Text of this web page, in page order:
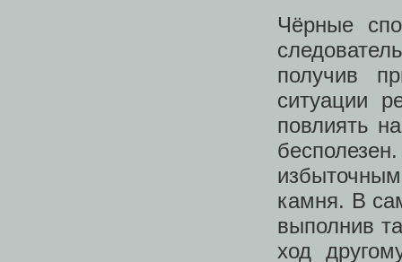
Чёрные
получив
ситуации
повлиять
камня. В
выполнив
ход